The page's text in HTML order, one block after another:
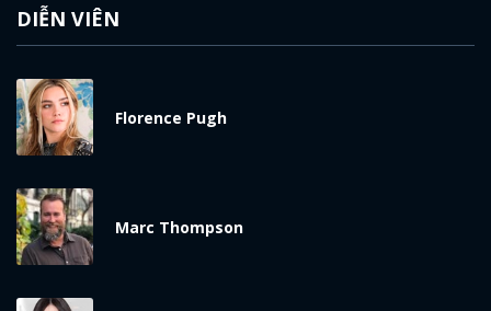
DIỄN VIÊN
Florence Pugh
Marc Thompson